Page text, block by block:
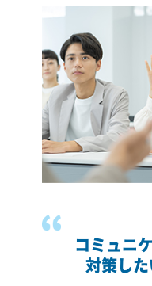
コミュニ
対策し